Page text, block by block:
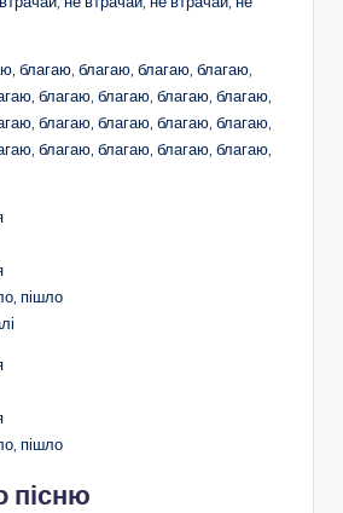
благаю, благаю, благаю, благаю,
благаю, благаю, благаю, благаю,
благаю, благаю, благаю, благаю,
благаю, благаю, благаю, благаю,
пішло
пішло
пісню